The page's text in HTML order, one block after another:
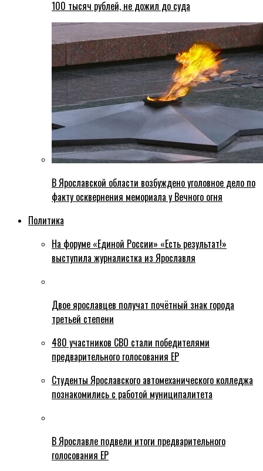
100 тысяч рублей, не дожил до суда
В Ярославской области возбуждено уголовное дело по
факту осквернения мемориала у Вечного огня
Политика
На форуме «Единой России» «Есть результат!»
выступила журналистка из Ярославля
Двое ярославцев получат почётный знак города
третьей степени
480 участников СВО стали победителями
предварительного голосования ЕР
Студенты Ярославского автомеханического колледжа
познакомились с работой муниципалитета
В Ярославле подвели итоги предварительного
голосования ЕР